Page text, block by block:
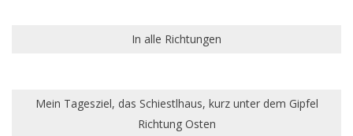
In alle Richtungen
Mein Tagesziel, das Schiestlhaus, kurz unter dem Gipfel
Richtung Osten